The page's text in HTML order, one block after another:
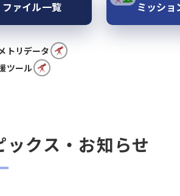
ファイル一覧 ミッショ
トリデータ
ツール
ックス・お知らせ